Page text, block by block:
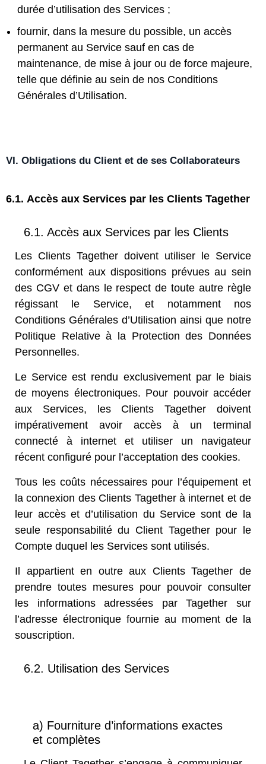
durée d’utilisation des Services ;
fournir, dans la mesure du possible, un accès
permanent au Service sauf en cas de
maintenance, de mise à jour ou de force majeure,
telle que définie au sein de nos Conditions
Générales d’Utilisation.
VI. Obligations du Client et de ses Collaborateurs
6.1. Accès aux Services par les Clients Tagether
6.1. Accès aux Services par les Clients
Les Clients Tagether doivent utiliser le Service
conformément aux dispositions prévues au sein
des CGV et dans le respect de toute autre règle
régissant le Service, et notamment nos
Conditions Générales d’Utilisation ainsi que notre
Politique Relative à la Protection des Données
Personnelles.
Le Service est rendu exclusivement par le biais
de moyens électroniques. Pour pouvoir accéder
aux Services, les Clients Tagether doivent
impérativement avoir accès à un terminal
connecté à internet et utiliser un navigateur
récent configuré pour l’acceptation des cookies.
Tous les coûts nécessaires pour l’équipement et
la connexion des Clients Tagether à internet et de
leur accès et d’utilisation du Service sont de la
seule responsabilité du Client Tagether pour le
Compte duquel les Services sont utilisés.
Il appartient en outre aux Clients Tagether de
prendre toutes mesures pour pouvoir consulter
les informations adressées par Tagether sur
l’adresse électronique fournie au moment de la
souscription.
6.2. Utilisation des Services
a) Fourniture d’informations exactes
et complètes